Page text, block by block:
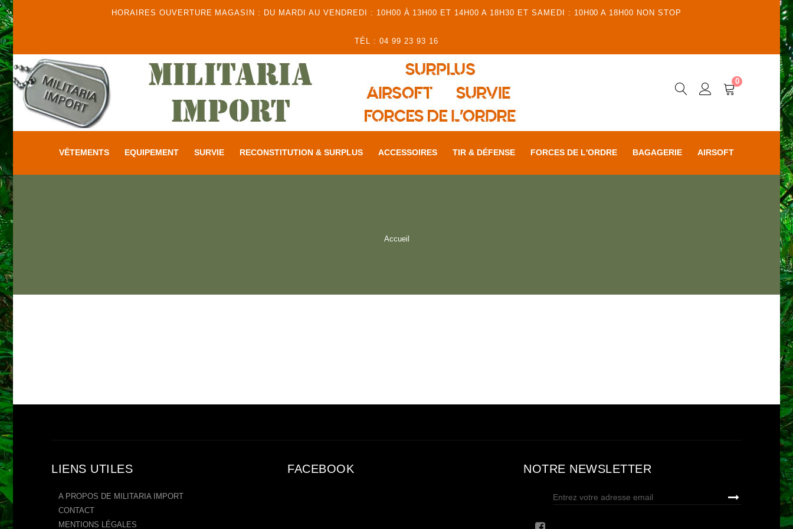
HORAIRES OUVERTURE MAGASIN : DU MARDI AU VENDREDI : 10H00 À 13H00 ET 14H00 A 18H30 ET SAMEDI : 10H00 A 18H00 NON STOP
TÉL : 04 99 23 93 16
0
VÊTEMENTS EQUIPEMENT SURVIE RECONSTITUTION & SURPLUS ACCESSOIRES TIR & DÉFENSE FORCES DE L'ORDRE BAGAGERIE AIRSOFT
Accueil
LIENS UTILES
A PROPOS DE MILITARIA IMPORT
CONTACT
MENTIONS LÉGALES
FACEBOOK NOTRE NEWSLETTER